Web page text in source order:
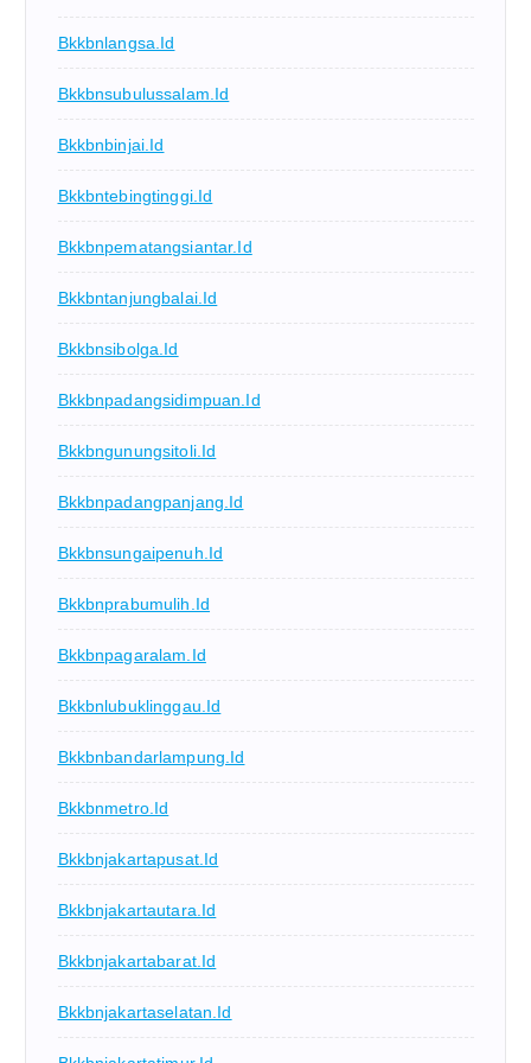
Bkkbnlangsa.id
Bkkbnsubulussalam.id
Bkkbnbinjai.id
Bkkbntebingtinggi.id
Bkkbnpematangsiantar.id
Bkkbntanjungbalai.id
Bkkbnsibolga.id
Bkkbnpadangsidimpuan.id
Bkkbngunungsitoli.id
Bkkbnpadangpanjang.id
Bkkbnsungaipenuh.id
Bkkbnprabumulih.id
Bkkbnpagaralam.id
Bkkbnlubuklinggau.id
Bkkbnbandarlampung.id
Bkkbnmetro.id
Bkkbnjakartapusat.id
Bkkbnjakartautara.id
Bkkbnjakartabarat.id
Bkkbnjakartaselatan.id